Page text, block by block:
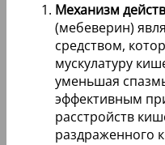
Механизм
(мебеверин)
средством,
мускулатуру
уменьшая
эффективным
расстройств
раздраженного